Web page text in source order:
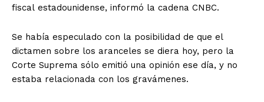
fiscal estadounidense, informó la cadena CNBC.
Se había especulado con la posibilidad de que el
dictamen sobre los aranceles se diera hoy, pero la
Corte Suprema sólo emitió una opinión ese día, y no
estaba relacionada con los gravámenes.